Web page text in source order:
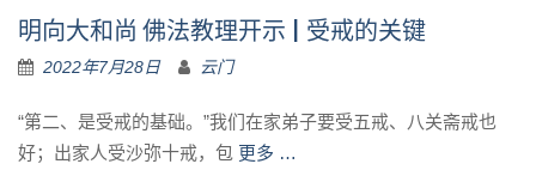
明向大和尚 佛法教理开示 | 受戒的关键
2022年7月28日 云门
“第二、是受戒的基础。”我们在家弟子要受五戒、八关斋戒也
好；出家人受沙弥十戒，包 更多 …